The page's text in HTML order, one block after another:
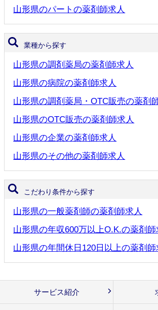
山形県のパートの薬剤師求人
業種から探す
山形県の調剤薬局の薬剤師求人
山形県の病院の薬剤師求人
山形県の調剤薬局・OTC販売の薬剤
山形県のOTC販売の薬剤師求人
山形県の企業の薬剤師求人
山形県のその他の薬剤師求人
こだわり条件から探す
山形県の一般薬剤師の薬剤師求人
山形県の年収600万以上O.K.の薬剤師
山形県の年間休日120日以上の薬剤師
サービス紹介